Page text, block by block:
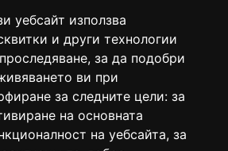
уебсайт използва
и други технологии
за да подобри
ви при
за следните цели: за
на основната
на уебсайта, за
абонаменти